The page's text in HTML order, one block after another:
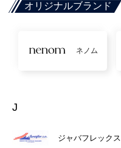
オリジナルブランド
ネノム
J
ジャバフレックス